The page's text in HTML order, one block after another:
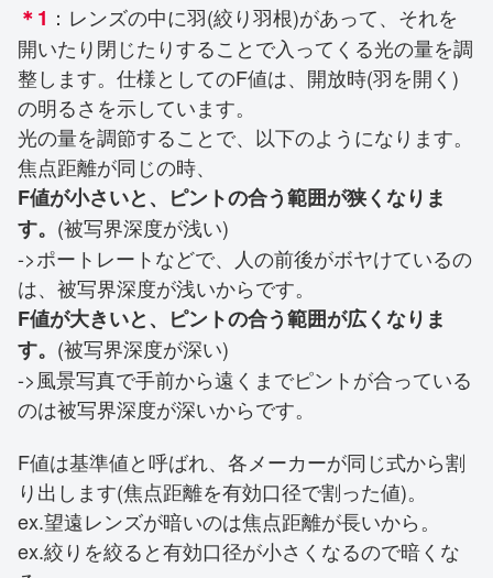
＊1 ：レンズの中に羽(絞り羽根)があって、それを
開いたり閉じたりすることで入ってくる光の量を調
整します。仕様としてのF値は、開放時(羽を開く)
の明るさを示しています。
光の量を調節することで、以下のようになります。
焦点距離が同じの時、
F値が小さいと、ピントの合う範囲が狭くなりま
す。 (被写界深度が浅い)
->ポートレートなどで、人の前後がボヤけているの
は、被写界深度が浅いからです。
F値が大きいと、ピントの合う範囲が広くなりま
す。 (被写界深度が深い)
->風景写真で手前から遠くまでピントが合っている
のは被写界深度が深いからです。
F値は基準値と呼ばれ、各メーカーが同じ式から割
り出します(焦点距離を有効口径で割った値)。
ex.望遠レンズが暗いのは焦点距離が長いから。
ex.絞りを絞ると有効口径が小さくなるので暗くな